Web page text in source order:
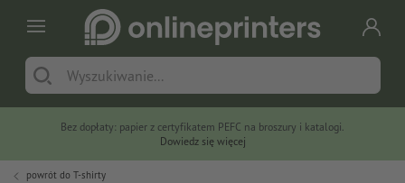
Bez dopłaty: papier z certyfikatem PEFC na broszury i katalogi.
Dowiedz się więcej
powrót do T-shirty